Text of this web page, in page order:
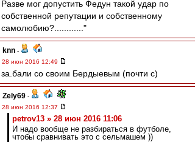
Разве мог допустить Федун такой удар по
собственной репутации и собственному
самолюбию?............"
knn -
28 июн 2016 12:49
за.бали со своим Бердыевым (почти с)
Zely69 -
28 июн 2016 12:37
petrov13 » 28 июн 2016 11:06
И надо вообще не разбираться в футболе,
чтобы сравнивать это с сельмашем ))